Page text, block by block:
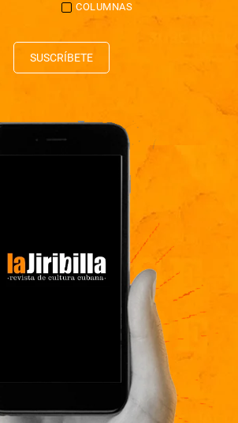
COLUMNAS
SUSCRÍBETE